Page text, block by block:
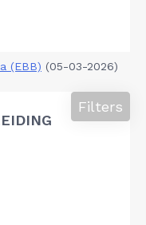
(EBB) (05-03-2026)
Filters